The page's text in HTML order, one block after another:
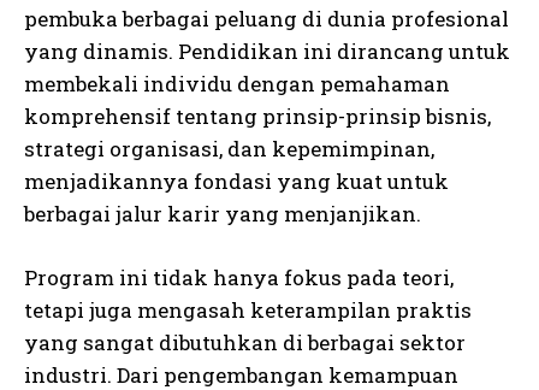
pembuka berbagai peluang di dunia profesional
yang dinamis. Pendidikan ini dirancang untuk
membekali individu dengan pemahaman
komprehensif tentang prinsip-prinsip bisnis,
strategi organisasi, dan kepemimpinan,
menjadikannya fondasi yang kuat untuk
berbagai jalur karir yang menjanjikan.
Program ini tidak hanya fokus pada teori,
tetapi juga mengasah keterampilan praktis
yang sangat dibutuhkan di berbagai sektor
industri. Dari pengembangan kemampuan